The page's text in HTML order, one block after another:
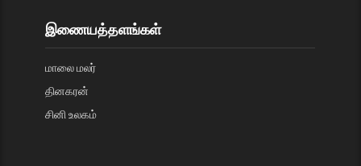
இணையத்தளங்கள்
மாலை மலர்
தினகரன்
சினி உலகம்